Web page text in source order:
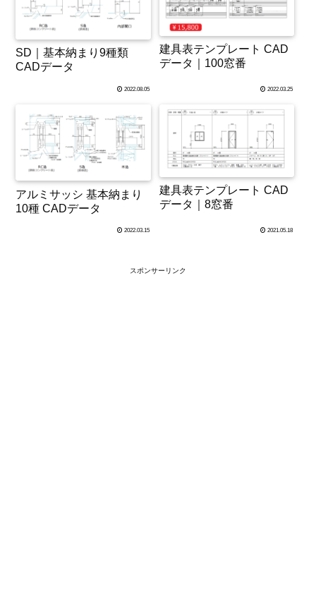
SD｜基本納まり9種類
CADデータ
2022.08.05
建具表テンプレート CAD
データ｜100窓番
2022.03.25
アルミサッシ 基本納まり
10種 CADデータ
2022.03.15
建具表テンプレート CAD
データ｜8窓番
2021.05.18
スポンサーリンク